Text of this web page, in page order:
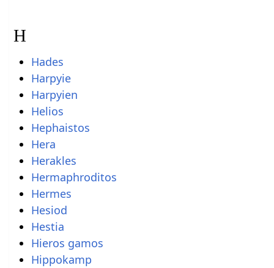
H
Hades
Harpyie
Harpyien
Helios
Hephaistos
Hera
Herakles
Hermaphroditos
Hermes
Hesiod
Hestia
Hieros gamos
Hippokamp